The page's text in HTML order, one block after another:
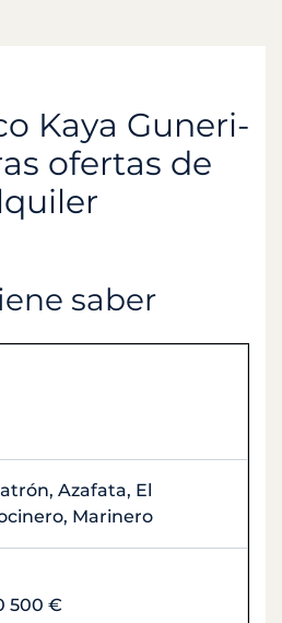
Kaya Guneri-
ofertas de
saber
Azafata, El
Marinero
500 €